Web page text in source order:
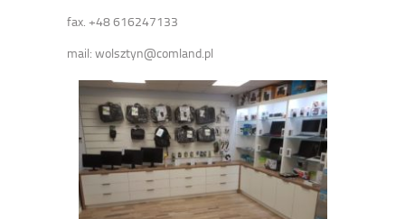
fax. +48 616247133
mail: wolsztyn@comland.pl